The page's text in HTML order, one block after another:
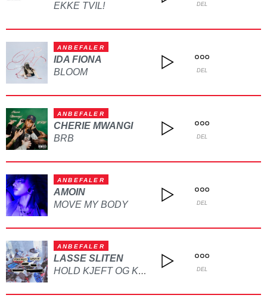
EKKE TVIL!
DEL
ANBEFALER
IDA FIONA
BLOOM
DEL
ANBEFALER
CHERIE MWANGI
BRB
DEL
ANBEFALER
AMOIN
MOVE MY BODY
DEL
ANBEFALER
LASSE SLITEN
HOLD KJEFT OG KYSS MEG DEL